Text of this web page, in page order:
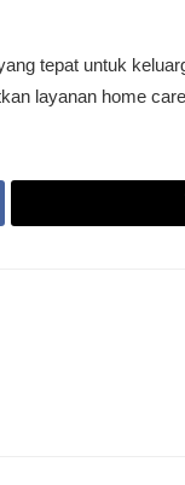
tepat untuk
layanan home